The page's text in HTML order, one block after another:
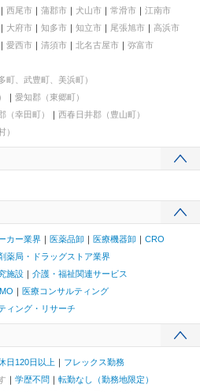
西尾市 蒲郡市 犬山市 常滑市
江南市
大府市 知多市 知立市 尾張旭市
高浜市
愛西市 清須市 北名古屋市
弥富市
町、武豊町、美浜町）
愛知郡（東郷町）
（幸田町）
西春日井郡（豊山町）
）
カー業界 医薬品卸 医療機器卸
CRO
薬局・ドラッグストア業界
施設
介護・福祉関連サービス
医療コンサルティング
ィング・リサーチ
日120日以上
フレックス勤務
学歴不問
転勤なし（勤務地限定）